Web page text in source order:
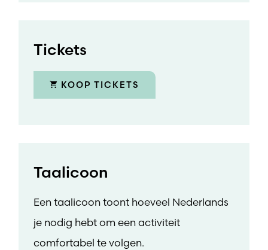
Tickets
KOOP TICKETS
Taalicoon
Een taalicoon toont hoeveel Nederlands
je nodig hebt om een activiteit
comfortabel te volgen.